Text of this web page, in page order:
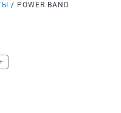
POWER BAND